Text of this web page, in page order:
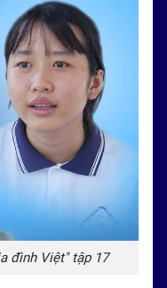
đình Việt" tập 17